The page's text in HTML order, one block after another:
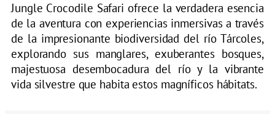
Jungle Crocodile Safari ofrece la verdadera esencia
de la aventura con experiencias inmersivas a través
de la impresionante biodiversidad del río Tárcoles,
explorando sus manglares, exuberantes bosques,
majestuosa desembocadura del río y la vibrante
vida silvestre que habita estos magníficos hábitats.